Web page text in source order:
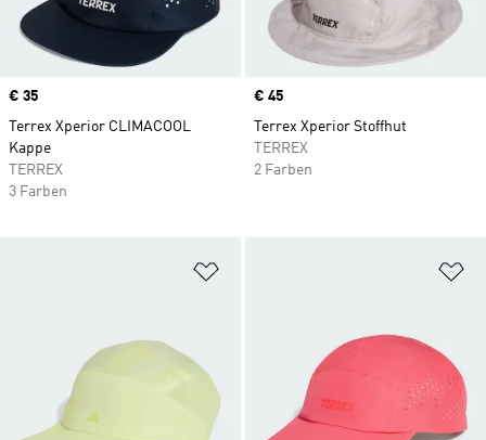
Price
€ 35
Terrex Xperior CLIMACOOL
Kappe
TERREX
3 Farben
Price
€ 45
Terrex Xperior Stoffhut
TERREX
2 Farben